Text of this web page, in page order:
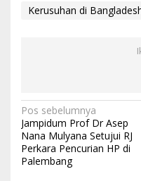
Kerusuhan di
N
a
v
Pos sebelumnya
Jampidum Prof Dr Asep
Nana Mulyana Setujui RJ
Perkara Pencurian HP di
Palembang